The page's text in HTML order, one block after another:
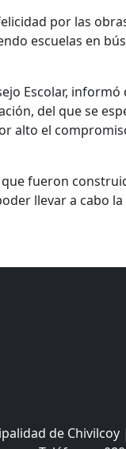
por las
escuelas en
Escolar,
del que se
alto el
fueron
llevar a cabo
de